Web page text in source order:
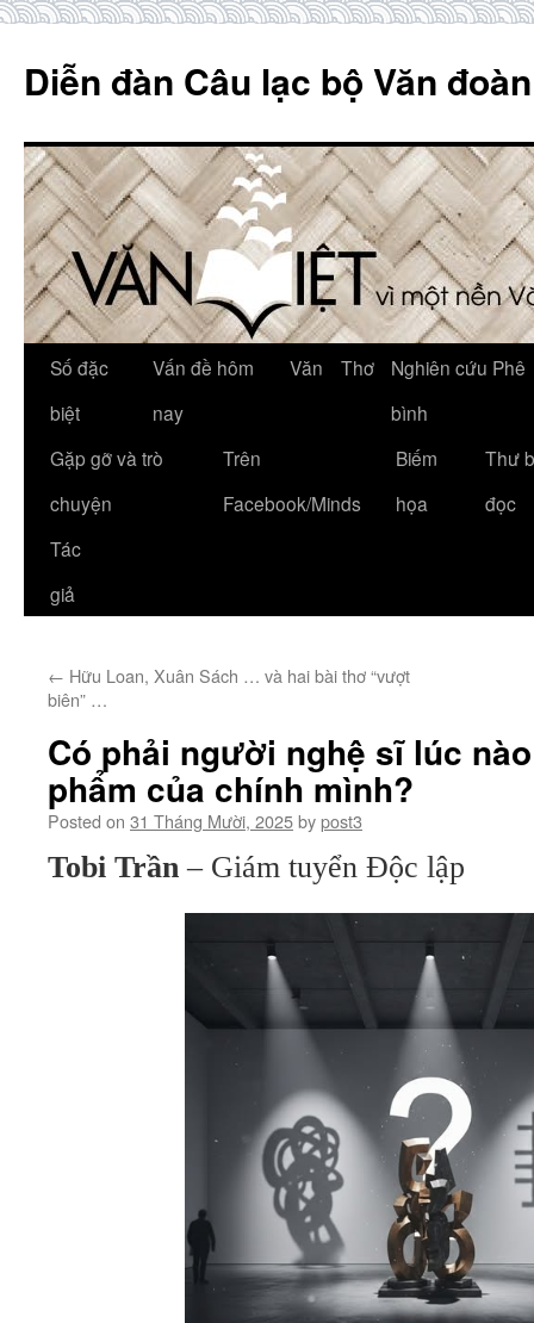
content
Diễn đàn Câu lạc bộ Văn
Số đặc
biệt
Vấn đề hôm
nay
Văn Thơ
Nghiên cứu Phê
bình
Gặp gỡ và trò
chuyện
Trên
Facebook/Minds
Biếm
họa
Thư
đọc
Tác
giả
← Hữu Loan, Xuân Sách … và hai bài thơ “vượt
biên” …
Có phải người nghệ sĩ lúc
phẩm của chính mình?
Posted on 31 Tháng Mười, 2025bypost3
Tobi Trần – Giám tuyển Độc lập